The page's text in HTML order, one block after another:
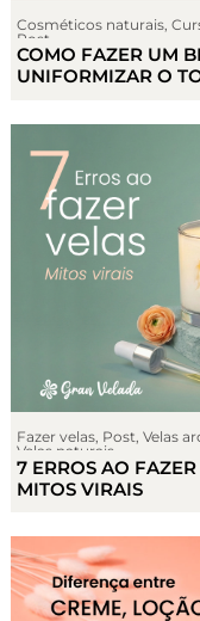
Cosméticos naturais
Post
COMO FAZER UM
UNIFORMIZAR O
Fazer velas, Post, Velas
Velas naturais
7 ERROS AO
MITOS VIRAIS